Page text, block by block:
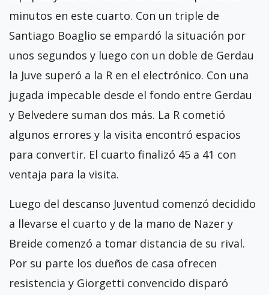
minutos en este cuarto. Con un triple de
Santiago Boaglio se empardó la situación por
unos segundos y luego con un doble de Gerdau
la Juve superó a la R en el electrónico. Con una
jugada impecable desde el fondo entre Gerdau
y Belvedere suman dos más. La R cometió
algunos errores y la visita encontró espacios
para convertir. El cuarto finalizó 45 a 41 con
ventaja para la visita.
Luego del descanso Juventud comenzó decidido
a llevarse el cuarto y de la mano de Nazer y
Breide comenzó a tomar distancia de su rival.
Por su parte los dueños de casa ofrecen
resistencia y Giorgetti convencido disparó